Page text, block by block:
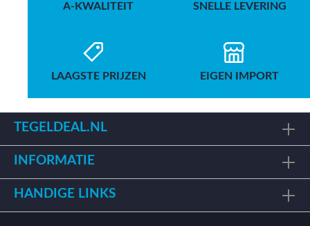
A-KWALITEIT SNELLE LEVERING
LAAGSTE PRIJZEN EIGEN IMPORT
TEGELDEAL.NL
INFORMATIE
HANDIGE LINKS